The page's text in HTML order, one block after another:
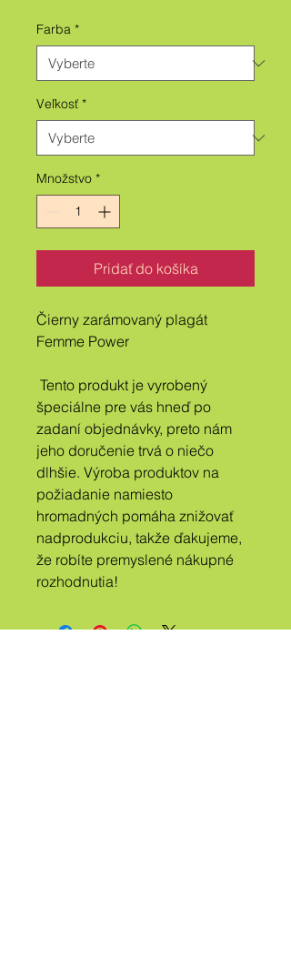
Farba *
Veľkosť *
Množstvo *
Pridať do košíka
Čierny zarámovaný plagát
Femme Power
špeciálne pre vás hneď po
zadaní objednávky, preto nám
jeho doručenie trvá o niečo
dlhšie. Výroba produktov na
požiadanie namiesto
hromadných pomáha znižovať
nadprodukciu, takže ďakujeme,
že robíte premyslené nákupné
rozhodnutia!